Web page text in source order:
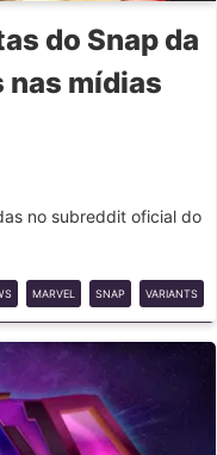
do Snap da
nas mídias
no subreddit oficial do
MARVEL SNAP VARIANTS